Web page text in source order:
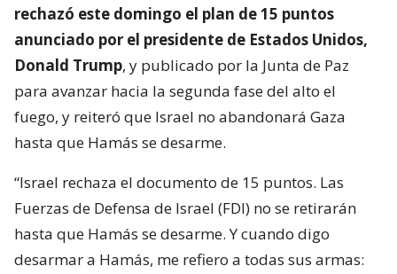
rechazó este domingo el plan de 15 puntos
anunciado por el presidente de Estados Unidos,
Donald Trump, y publicado por la Junta de Paz
para avanzar hacia la segunda fase del alto el
fuego, y reiteró que Israel no abandonará Gaza
hasta que Hamás se desarme.
“Israel rechaza el documento de 15 puntos. Las
Fuerzas de Defensa de Israel (FDI) no se retirarán
hasta que Hamás se desarme. Y cuando digo
desarmar a Hamás, me refiero a todas sus armas: